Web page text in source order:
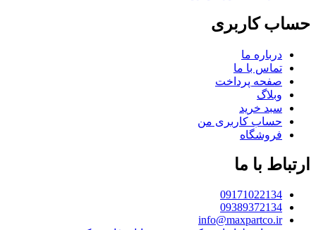
حساب کاربری
درباره ما
تماس با ما
صفحه پرداخت
وبلاگ
سبد خرید
حساب کاربری من
فروشگاه
ارتباط با ما
09171022134
09389372134
info@maxpartco.ir